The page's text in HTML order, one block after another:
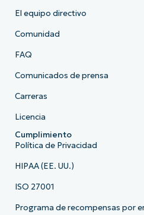
El equipo directivo
Comunidad
FAQ
Comunicados de prensa
Carreras
Licencia
Cumplimiento
Política de Privacidad
HIPAA (EE. UU.)
ISO 27001
Programa de recompensas por